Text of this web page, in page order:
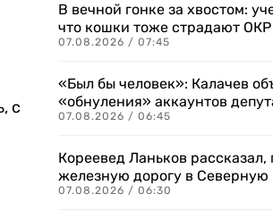
с
В вечной гонке за хвостом:
что кошки тоже страдают ОКР
07.08.2026 / 07:45
«Был бы человек»: Калачев
«обнуления» аккаунтов
07.08.2026 / 06:45
Кореевед Ланьков рассказал,
железную дорогу в
07.08.2026 / 06:30